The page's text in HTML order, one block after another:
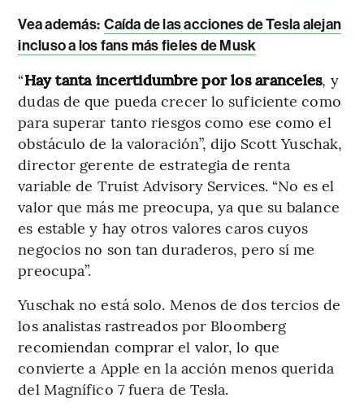
Vea además: Caída de las acciones de Tesla alejan
incluso a los fans más fieles de Musk
“Hay tanta incertidumbre por los aranceles, y
dudas de que pueda crecer lo suficiente como
para superar tanto riesgos como ese como el
obstáculo de la valoración”, dijo Scott Yuschak,
director gerente de estrategia de renta
variable de Truist Advisory Services. “No es el
valor que más me preocupa, ya que su balance
es estable y hay otros valores caros cuyos
negocios no son tan duraderos, pero sí me
preocupa”.
Yuschak no está solo. Menos de dos tercios de
los analistas rastreados por Bloomberg
recomiendan comprar el valor, lo que
convierte a Apple en la acción menos querida
del Magnífico 7 fuera de Tesla.